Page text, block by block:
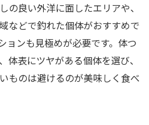
の良い外洋に面したエリアや、
などで釣れた個体がおすすめで
ョンも見極めが必要です。体つ
体表にツヤがある個体を選び、
ものは避けるのが美味しく食べ